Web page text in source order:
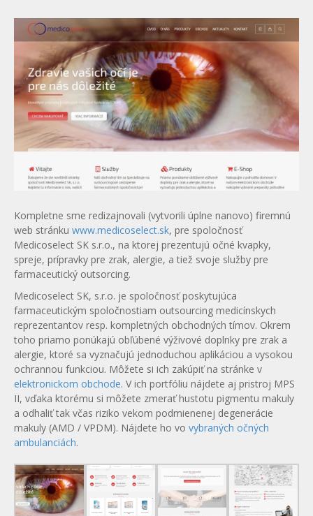
Kompletne sme redizajnovali (vytvorili úplne nanovo) firemnú
web stránku www.medicoselect.sk, pre spoločnosť
Medicoselect SK s.r.o., na ktorej prezentujú očné kvapky,
spreje, prípravky pre zrak, alergie, a tiež svoje služby pre
farmaceutický outsorcing.
Medicoselect SK, s.r.o. je spoločnosť poskytujúca
farmaceutickým spoločnostiam outsourcing medicínskych
reprezentantov resp. kompletných obchodných tímov. Okrem
toho priamo ponúkajú obľúbené výživové doplnky pre zrak a
alergie, ktoré sa vyznačujú jednoduchou aplikáciou a vysokou
ochrannou funkciou. Môžete si ich zakúpiť na stránke v
elektronickom obchode. V ich portfóliu nájdete aj pristroj MPS
II, vďaka ktorému si môžete zmerať hustotu pigmentu makuly
a odhaliť tak včas riziko vekom podmienenej degenerácie
makuly (AMD / VPDM). Nájdete ho vo vybraných očných
ambulanciách.